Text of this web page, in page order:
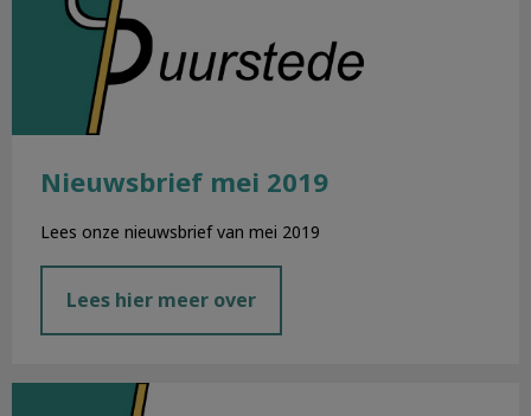
Nieuwsbrief mei 2019
Lees onze nieuwsbrief van mei 2019
Lees hier meer over
Nieuwsbrief april 2019